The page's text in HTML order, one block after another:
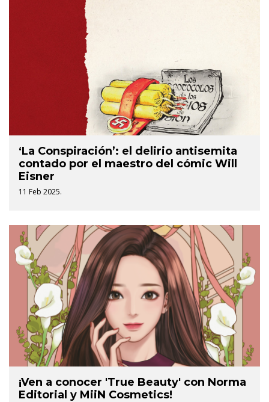
‘La Conspiración’: el delirio antisemita
contado por el maestro del cómic Will
Eisner
11 Feb 2025.
¡Ven a conocer 'True Beauty' con Norma
Editorial y MiiN Cosmetics!